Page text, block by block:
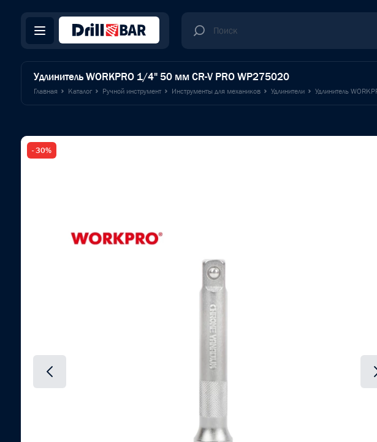
Удлинитель WORKPRO 1/4" 50 мм CR-V PRO WP275020
Главная Каталог Ручной инструмент Инструменты для механиков Удлинители Удлинитель
- 30%